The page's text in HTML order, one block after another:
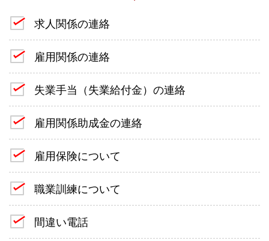
求人関係の連絡
雇用関係の連絡
失業手当（失業給付金）の連絡
雇用関係助成金の連絡
雇用保険について
職業訓練について
間違い電話